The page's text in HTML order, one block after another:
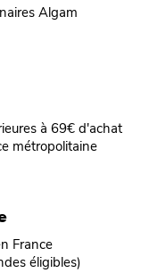
Algam
à 69€ d'achat
métropolitaine
France
éligibles)